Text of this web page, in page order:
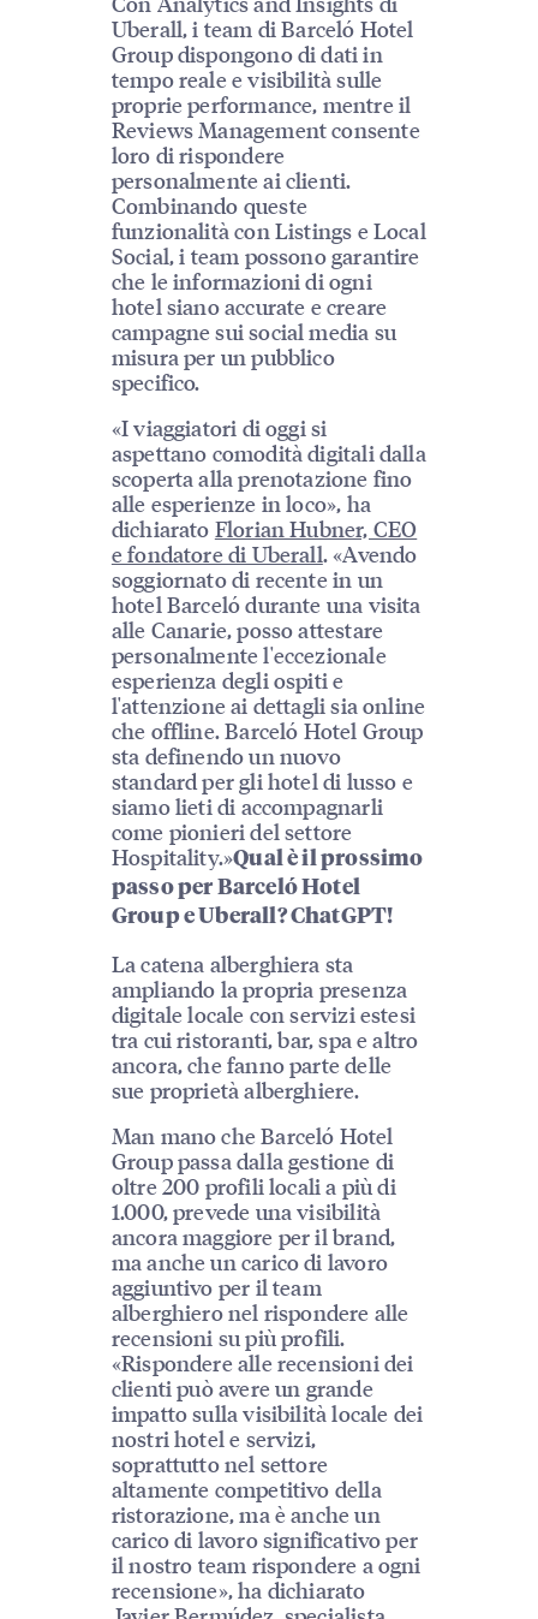
Uberall, i team di Barceló Hotel
Group dispongono di dati in
tempo reale e visibilità sulle
proprie performance, mentre il
Reviews Management consente
loro di rispondere
personalmente ai clienti.
Combinando queste
funzionalità con Listings e Local
Social, i team possono garantire
che le informazioni di ogni
hotel siano accurate e creare
campagne sui social media su
misura per un pubblico
specifico.
«I viaggiatori di oggi si
aspettano comodità digitali dalla
scoperta alla prenotazione fino
alle esperienze in loco», ha
dichiarato Florian Hubner, CEO
e fondatore di Uberall. «Avendo
soggiornato di recente in un
hotel Barceló durante una visita
alle Canarie, posso attestare
personalmente l'eccezionale
esperienza degli ospiti e
l'attenzione ai dettagli sia online
che offline. Barceló Hotel Group
sta definendo un nuovo
standard per gli hotel di lusso e
siamo lieti di accompagnarli
come pionieri del settore
Hospitality.»Qual è il prossimo
passo per Barceló Hotel
Group e Uberall? ChatGPT!
La catena alberghiera sta
ampliando la propria presenza
digitale locale con servizi estesi
tra cui ristoranti, bar, spa e altro
ancora, che fanno parte delle
sue proprietà alberghiere.
Man mano che Barceló Hotel
Group passa dalla gestione di
oltre 200 profili locali a più di
1.000, prevede una visibilità
ancora maggiore per il brand,
ma anche un carico di lavoro
aggiuntivo per il team
alberghiero nel rispondere alle
recensioni su più profili.
«Rispondere alle recensioni dei
clienti può avere un grande
impatto sulla visibilità locale dei
nostri hotel e servizi,
soprattutto nel settore
altamente competitivo della
ristorazione, ma è anche un
carico di lavoro significativo per
il nostro team rispondere a ogni
recensione», ha dichiarato